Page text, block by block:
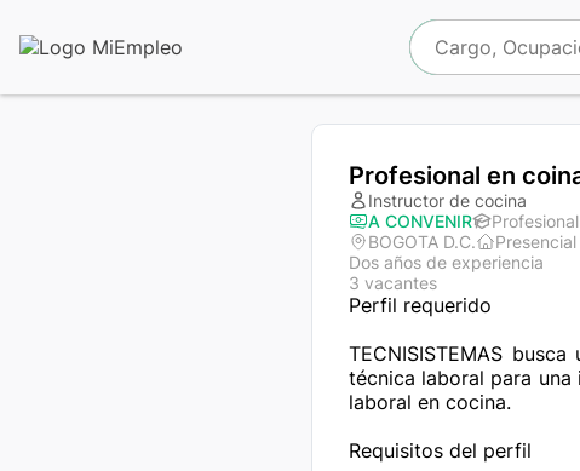
Profesional en
Instructor de cocina
A CONVENIR
BOGOTA D.C.
Presencial
Dos años de experiencia
3 vacantes
Perfil requerido
TECNISISTEMAS
técnica laboral para
laboral en cocina.
Requisitos del perfil